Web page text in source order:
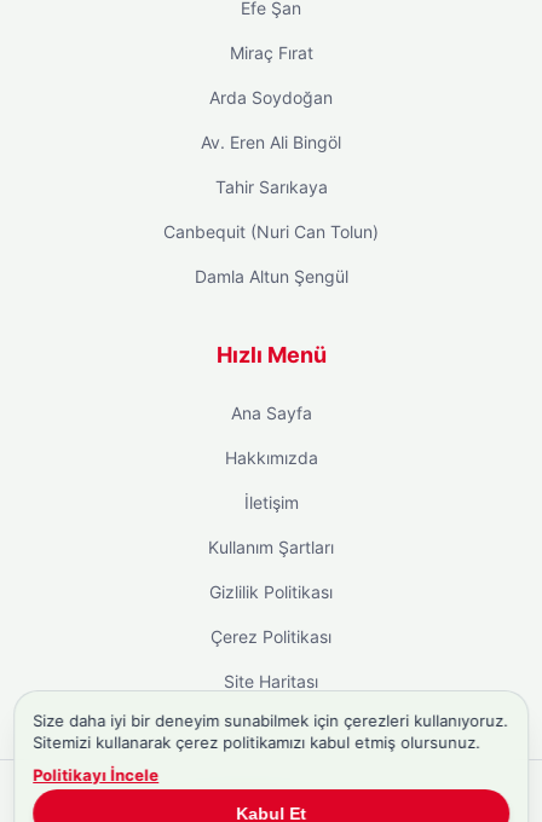
Efe Şan
Miraç Fırat
Arda Soydoğan
Av. Eren Ali Bingöl
Tahir Sarıkaya
Canbequit (Nuri Can Tolun)
Damla Altun Şengül
Hızlı Menü
Ana Sayfa
Hakkımızda
İletişim
Kullanım Şartları
Gizlilik Politikası
Çerez Politikası
Site Haritası
Biyografi.co
Size daha iyi bir deneyim sunabilmek için çerezleri kullanıyoruz.
Sitemizi kullanarak çerez politikamızı kabul etmiş olursunuz.
Politikayı İncele
Kabul Et